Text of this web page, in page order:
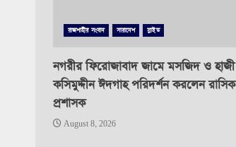
রাজশাহীর সংবাদ সারাদেশ স্লাইড
নগরীর ফিরোজাবাদ জামে মসজিদ ও হাজী
কসিমুদ্দীন ঈদগাহ পরিদর্শন করলেন রাসিক
প্রশাসক
August 8, 2026